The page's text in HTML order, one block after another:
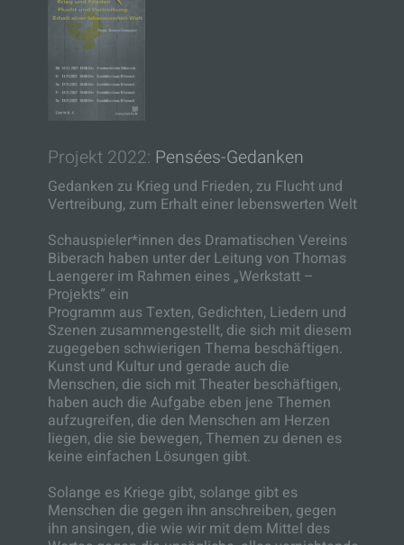
Projekt 2022: Pensées-Gedanken
Gedanken zu Krieg und Frieden, zu Flucht und
Vertreibung, zum Erhalt einer lebenswerten Welt
Schauspieler*innen des Dramatischen Vereins
Biberach haben unter der Leitung von Thomas
Laengerer im Rahmen eines „Werkstatt –
Projekts“ ein
Programm aus Texten, Gedichten, Liedern und
Szenen zusammengestellt, die sich mit diesem
zugegeben schwierigen Thema beschäftigen.
Kunst und Kultur und gerade auch die
Menschen, die sich mit Theater beschäftigen,
haben auch die Aufgabe eben jene Themen
aufzugreifen, die den Menschen am Herzen
liegen, die sie bewegen, Themen zu denen es
keine einfachen Lösungen gibt.
Solange es Kriege gibt, solange gibt es
Menschen die gegen ihn anschreiben, gegen
ihn ansingen, die wie wir mit dem Mittel des